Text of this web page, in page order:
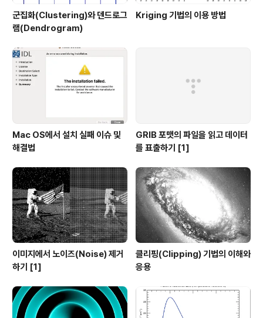
군집화(Clustering)와 덴드로그
램(Dendrogram)
Kriging 기법의 이용 방법
Mac OS에서 설치 실패 이슈 및
해결법
GRIB 포맷의 파일을 읽고 데이터
를 표출하기 [1]
이미지에서 노이즈(Noise) 제거
하기 [1]
클리핑(Clipping) 기법의 이해와
응용